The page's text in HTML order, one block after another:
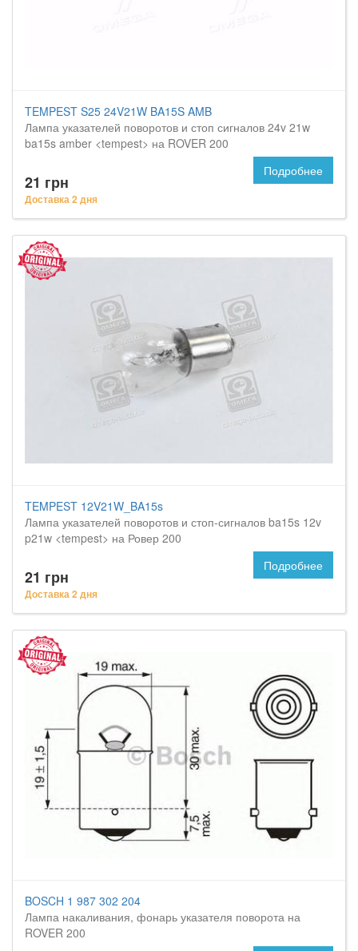
TEMPEST S25 24V21W BA15S AMB
Лампа указателей поворотов и стоп сигналов 24v 21w
ba15s amber <tempest> на ROVER 200
21 грн
Доставка 2 дня
Подробнее
TEMPEST 12V21W_BA15s
Лампа указателей поворотов и стоп-сигналов ba15s 12v
p21w <tempest> на Ровер 200
21 грн
Доставка 2 дня
Подробнее
BOSCH 1 987 302 204
Лампа накаливания, фонарь указателя поворота на
ROVER 200